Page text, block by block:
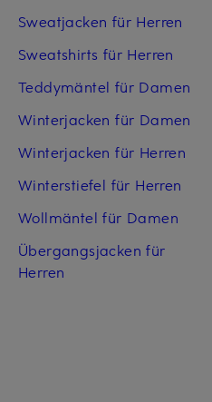
Sweatjacken für Herren
Sweatshirts für Herren
Teddymäntel für Damen
Winterjacken für Damen
Winterjacken für Herren
Winterstiefel für Herren
Wollmäntel für Damen
Übergangsjacken für
Herren